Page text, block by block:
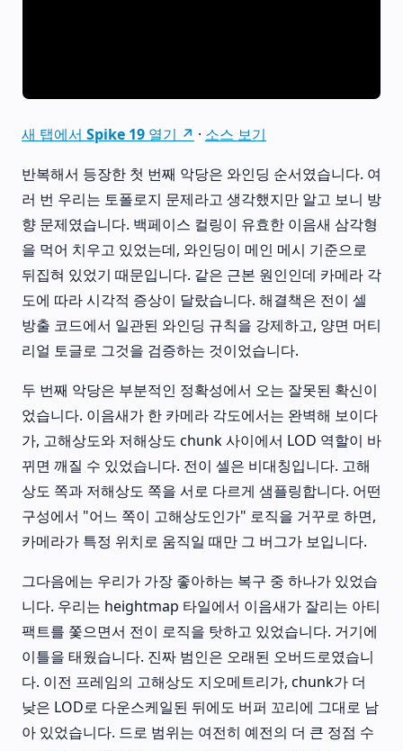
새 탭에서 Spike 19 열기 ↗ · 소스 보기
반복해서 등장한 첫 번째 악당은 와인딩 순서였습니다. 여
러 번 우리는 토폴로지 문제라고 생각했지만 알고 보니 방
향 문제였습니다. 백페이스 컬링이 유효한 이음새 삼각형
을 먹어 치우고 있었는데, 와인딩이 메인 메시 기준으로
뒤집혀 있었기 때문입니다. 같은 근본 원인인데 카메라 각
도에 따라 시각적 증상이 달랐습니다. 해결책은 전이 셀
방출 코드에서 일관된 와인딩 규칙을 강제하고, 양면 머티
리얼 토글로 그것을 검증하는 것이었습니다.
두 번째 악당은 부분적인 정확성에서 오는 잘못된 확신이
었습니다. 이음새가 한 카메라 각도에서는 완벽해 보이다
가, 고해상도와 저해상도 chunk 사이에서 LOD 역할이 바
뀌면 깨질 수 있었습니다. 전이 셀은 비대칭입니다. 고해
상도 쪽과 저해상도 쪽을 서로 다르게 샘플링합니다. 어떤
구성에서 "어느 쪽이 고해상도인가" 로직을 거꾸로 하면,
카메라가 특정 위치로 움직일 때만 그 버그가 보입니다.
그다음에는 우리가 가장 좋아하는 복구 중 하나가 있었습
니다. 우리는 heightmap 타일에서 이음새가 잘리는 아티
팩트를 쫓으면서 전이 로직을 탓하고 있었습니다. 거기에
이틀을 태웠습니다. 진짜 범인은 오래된 오버드로였습니
다. 이전 프레임의 고해상도 지오메트리가, chunk가 더
낮은 LOD로 다운스케일된 뒤에도 버퍼 꼬리에 그대로 남
아 있었습니다. 드로 범위는 여전히 예전의 더 큰 정점 수